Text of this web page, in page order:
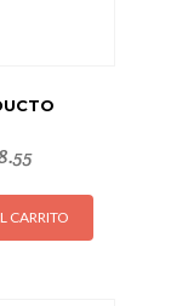
CARRITO